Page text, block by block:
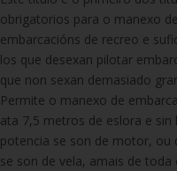
obrigatorios para o manexo de
embarcacións de recreo e
los que desexan pilotar
que non sexan demasiado
Permite o manexo de
ata 7,5 metros de eslora e sin
potencia se son de motor, ou
se son de vela, amais de toda